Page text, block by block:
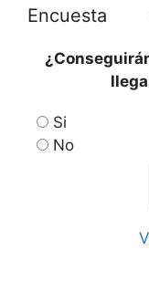
Encuesta
Si
No